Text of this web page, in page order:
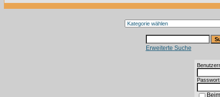
Erweiterte Suche